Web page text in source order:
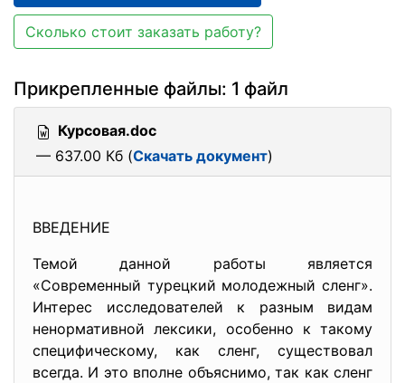
Сколько стоит заказать работу?
Прикрепленные файлы: 1 файл
Курсовая.doc
— 637.00 Кб (Скачать документ)
ВВЕДЕНИЕ
Темой данной работы является
«Современный турецкий молодежный сленг».
Интерес исследователей к разным видам
ненормативной лексики, особенно к такому
специфическому, как сленг, существовал
всегда. И это вполне объяснимо, так как сленг